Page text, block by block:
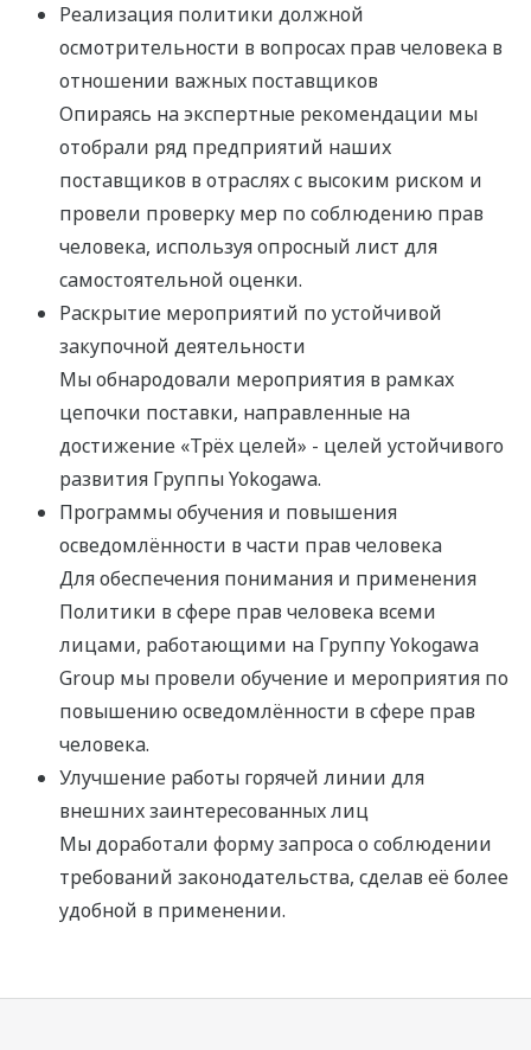
Реализация политики должной
осмотрительности в вопросах прав человека в
отношении важных поставщиков
Опираясь на экспертные рекомендации мы
отобрали ряд предприятий наших
поставщиков в отраслях с высоким риском и
провели проверку мер по соблюдению прав
человека, используя опросный лист для
самостоятельной оценки.
Раскрытие мероприятий по устойчивой
закупочной деятельности
Мы обнародовали мероприятия в рамках
цепочки поставки, направленные на
достижение «Трёх целей» - целей устойчивого
развития Группы Yokogawa.
Программы обучения и повышения
осведомлённости в части прав человека
Для обеспечения понимания и применения
Политики в сфере прав человека всеми
лицами, работающими на Группу Yokogawa
Group мы провели обучение и мероприятия по
повышению осведомлённости в сфере прав
человека.
Улучшение работы горячей линии для
внешних заинтересованных лиц
Мы доработали форму запроса о соблюдении
требований законодательства, сделав её более
удобной в применении.